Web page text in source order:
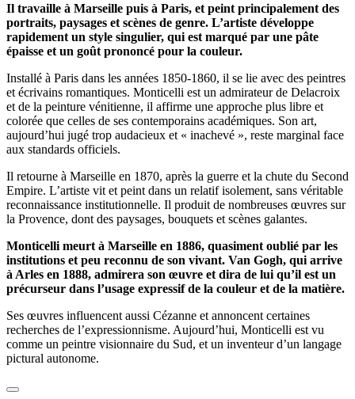
Il travaille à Marseille puis à Paris, et peint principalement des
portraits, paysages et scènes de genre. L’artiste développe
rapidement un style singulier, qui est marqué par une pâte
épaisse et un goût prononcé pour la couleur.
Installé à Paris dans les années 1850-1860, il se lie avec des peintres
et écrivains romantiques. Monticelli est un admirateur de Delacroix
et de la peinture vénitienne, il affirme une approche plus libre et
colorée que celles de ses contemporains académiques. Son art,
aujourd’hui jugé trop audacieux et « inachevé », reste marginal face
aux standards officiels.
Il retourne à Marseille en 1870, après la guerre et la chute du Second
Empire. L’artiste vit et peint dans un relatif isolement, sans véritable
reconnaissance institutionnelle. Il produit de nombreuses œuvres sur
la Provence, dont des paysages, bouquets et scènes galantes.
Monticelli meurt à Marseille en 1886, quasiment oublié par les
institutions et peu reconnu de son vivant. Van Gogh, qui arrive
à Arles en 1888, admirera son œuvre et dira de lui qu’il est un
précurseur dans l’usage expressif de la couleur et de la matière.
Ses œuvres influencent aussi Cézanne et annoncent certaines
recherches de l’expressionnisme. Aujourd’hui, Monticelli est vu
comme un peintre visionnaire du Sud, et un inventeur d’un langage
pictural autonome.